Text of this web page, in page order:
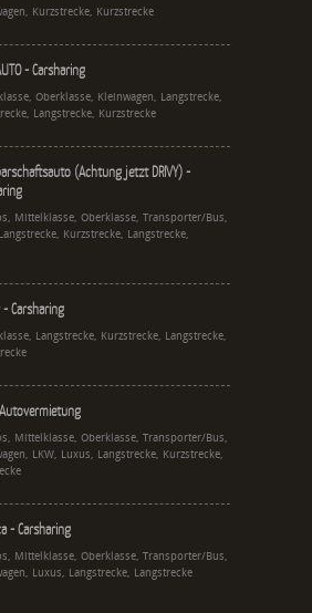
Kurzstrecke, Kurzstrecke
- Carsharing
Oberklasse, Kleinwagen, Langstrecke,
Langstrecke, Kurzstrecke
(Achtung jetzt DRIVY) -
Mittelklasse, Oberklasse, Transporter/Bus,
Kurzstrecke, Langstrecke,
- Carsharing
Langstrecke, Kurzstrecke, Langstrecke,
Mittelklasse, Oberklasse, Transporter/Bus,
LKW, Luxus, Langstrecke, Kurzstrecke,
- Carsharing
Mittelklasse, Oberklasse, Transporter/Bus,
Luxus, Langstrecke, Langstrecke